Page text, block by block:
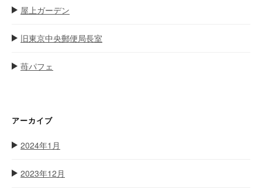
屋上ガーデン
旧東京中央郵便局長室
苺パフェ
アーカイブ
2024年1月
2023年12月